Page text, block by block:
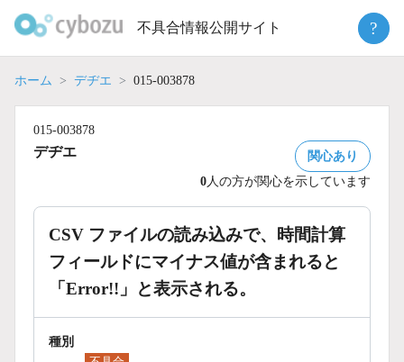
不具合情報公開サイト ?
ホーム デヂエ 015-003878
015-003878
デヂエ
関心あり
0 人の方が関心を示しています
CSV ファイルの読み込みで、時間計算
フィールドにマイナス値が含まれると
「Error!!」と表示される。
種別